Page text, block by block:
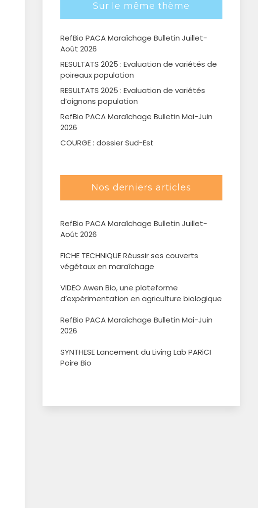
Sur le même thème
RefBio PACA Maraîchage Bulletin Juillet-
Août 2026
RESULTATS 2025 : Evaluation de variétés de
poireaux population
RESULTATS 2025 : Evaluation de variétés
d’oignons population
RefBio PACA Maraîchage Bulletin Mai-Juin
2026
COURGE : dossier Sud-Est
Nos derniers articles
RefBio PACA Maraîchage Bulletin Juillet-
Août 2026
FICHE TECHNIQUE Réussir ses couverts
végétaux en maraîchage
VIDEO Awen Bio, une plateforme
d’expérimentation en agriculture biologique
RefBio PACA Maraîchage Bulletin Mai-Juin
2026
SYNTHESE Lancement du Living Lab PARiCI
Poire Bio